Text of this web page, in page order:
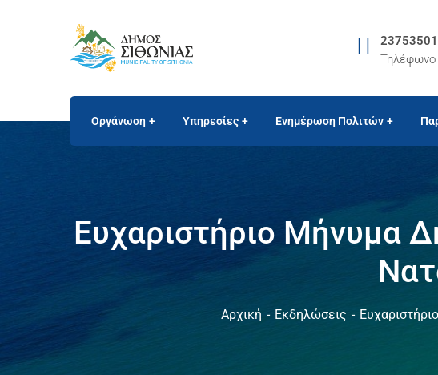
Τηλέφωνο
Οργάνωση Υπηρεσίες Ενημέρωση Πολιτών
Ευχαριστήριο Μήνυμα
Αρχική Εκδηλώσεις